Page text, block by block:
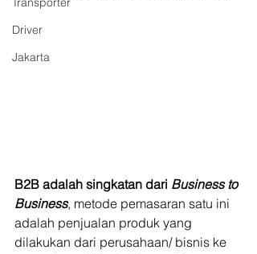
Driver
Jakarta
B2B adalah singkatan dari Business to
Business, metode pemasaran satu ini
adalah penjualan produk yang
dilakukan dari perusahaan/ bisnis ke